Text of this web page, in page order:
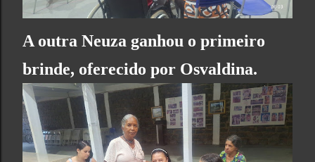
A outra Neuza ganhou o primeiro
brinde, oferecido por Osvaldina.